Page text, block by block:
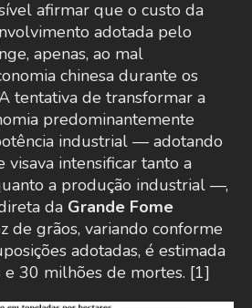
afirmar que o custo da
adotada pelo
apenas, ao mal
chinesa durante os
tentativa de transformar a
predominantemente
industrial — adotando
visava intensificar tanto a
a produção industrial —,
da Grande Fome
de grãos, variando conforme
adotadas, é estimada
30 milhões de mortes. [1]